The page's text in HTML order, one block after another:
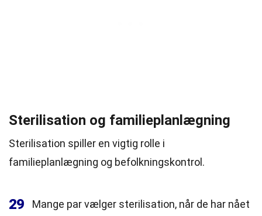
Sterilisation og familieplanlægning
Sterilisation spiller en vigtig rolle i
familieplanlægning og befolkningskontrol.
29
Mange par vælger sterilisation, når de har nået